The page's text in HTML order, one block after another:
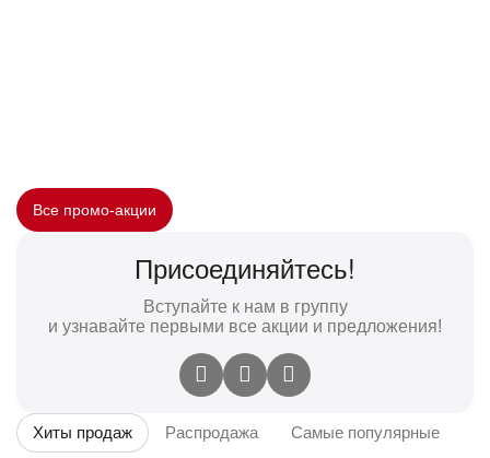
Все промо-акции
Присоединяйтесь!
Вступайте к нам в группу
и узнавайте первыми все акции и предложения!
Хиты продаж Распродажа Самые популярные